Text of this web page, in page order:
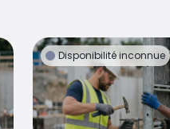
Disponibilité inconnue